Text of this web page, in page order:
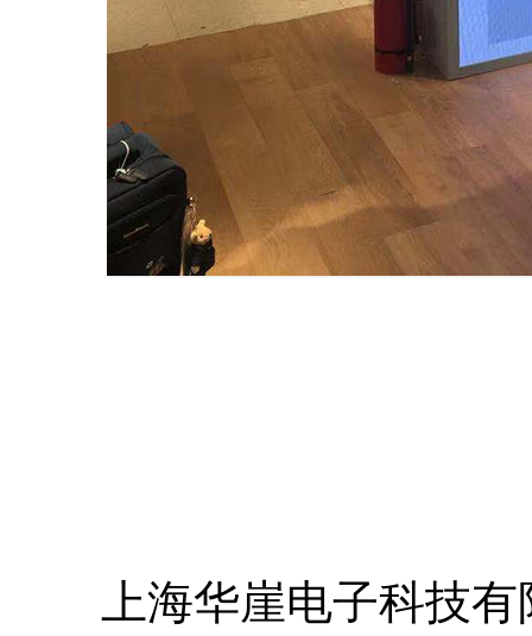
上海华崖电子科技